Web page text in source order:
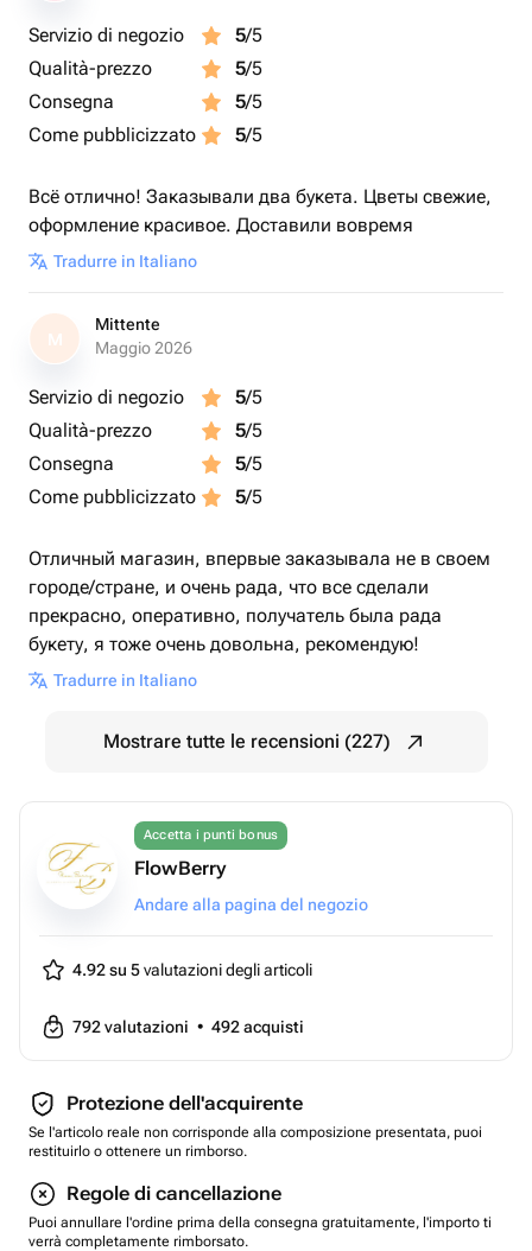
Servizio di negozio 5/5
Qualità-prezzo
5/5
Consegna
5/5
Come pubblicizzato
5/5
Всё отлично! Заказывали два букета. Цветы свежие,
оформление красивое. Доставили вовремя
Tradurre in Italiano
M
Mittente
Maggio 2026
Servizio di negozio 5/5
Qualità-prezzo
5/5
Consegna
5/5
Come pubblicizzato
5/5
Отличный магазин, впервые заказывала не в своем
городе/стране, и очень рада, что все сделали
прекрасно, оперативно, получатель была рада
букету, я тоже очень довольна, рекомендую!
Tradurre in Italiano
Mostrare tutte le recensioni (227)
Accetta i punti bonus
FlowBerry
Andare alla pagina del negozio
4.92 su 5valutazioni degli articoli
792valutazioni • 492acquisti
Protezione dell'acquirente
Se l'articolo reale non corrisponde alla composizione presentata, puoi
restituirlo o ottenere un rimborso.
Regole di cancellazione
Puoi annullare l'ordine prima della consegna gratuitamente, l'importo ti
verrà completamente rimborsato.